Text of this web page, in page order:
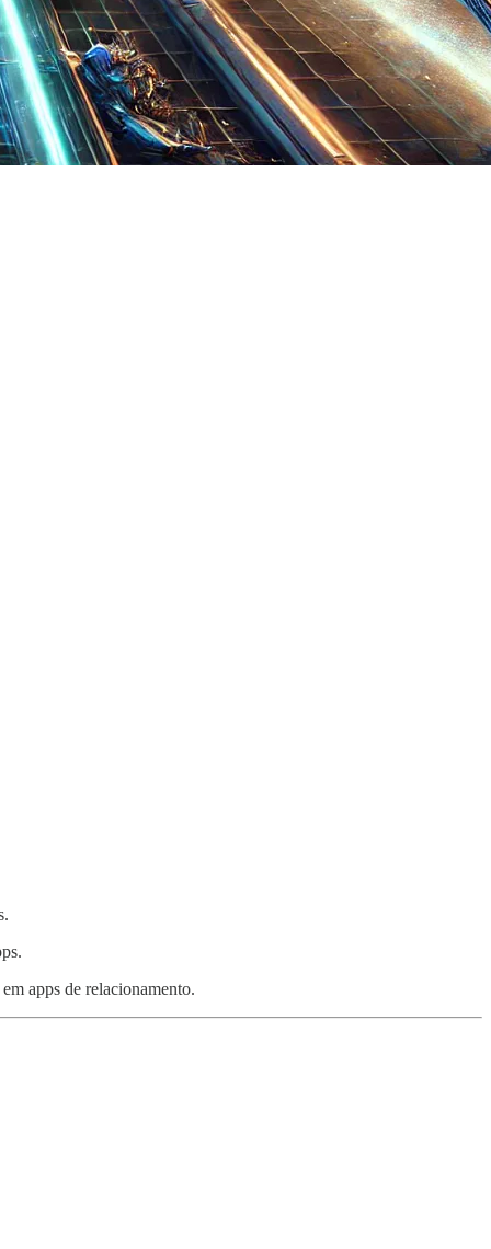
apps de relacionamento.